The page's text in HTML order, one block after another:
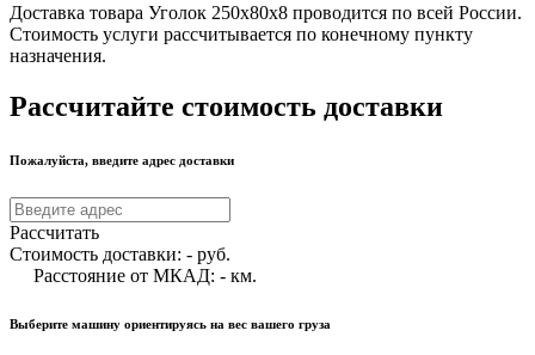
Доставка товара Уголок 250х80х8 проводится по всей России.
Стоимость услуги рассчитывается по конечному пункту
назначения.
Рассчитайте стоимость доставки
Пожалуйста, введите адрес доставки
Рассчитать
Стоимость доставки: - руб.
Расстояние от МКАД: - км.
Выберите машину ориентируясь на вес вашего груза